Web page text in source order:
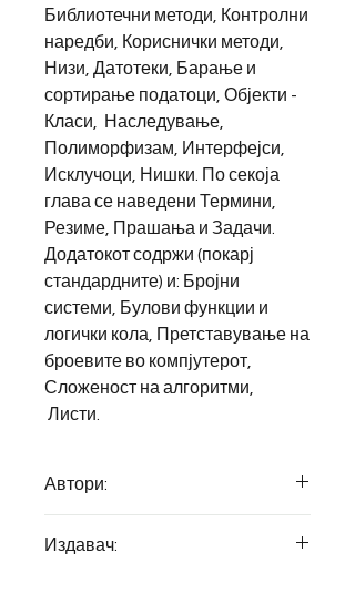
Библиотечни методи, Контролни
наредби, Кориснички методи,
Низи, Датотеки, Барање и
сортирање податоци, Објекти -
Класи, Наследување,
Полиморфизам, Интерфејси,
Исклучоци, Нишки. По секоја
глава се наведени Термини,
Резиме, Прашања и Задачи.
Додатокот содржи (покарј
стандардните) и: Бројни
системи, Булови функции и
логички кола, Претставување на
броевите во компјутерот,
Сложеност на алгоритми,
Листи.
Автори:
Н. Ацковска
Издавач: